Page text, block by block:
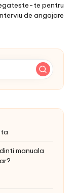
te pentru
de angajare
manuala